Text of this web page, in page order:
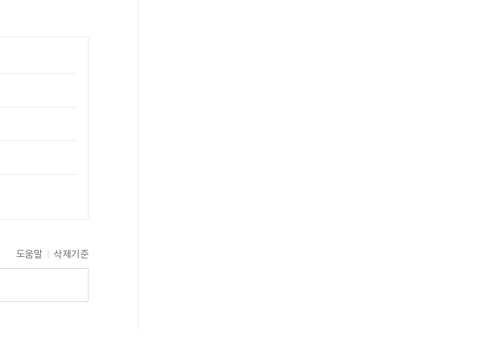
도움말 삭제기준